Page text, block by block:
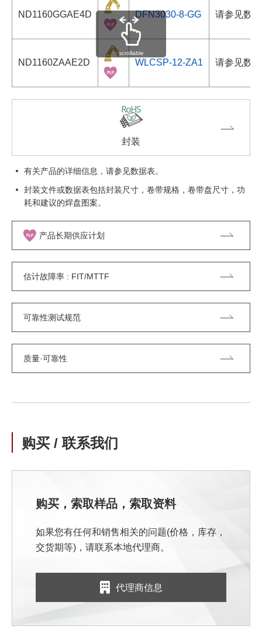
ND1160GGAE4D DFN3030-8-GG 请参见数
ND1160ZAAE2D WLCSP-12-ZA1 请参见数
scrollable
封装
有关产品的详细信息，请参见数据表。
封装文件或数据表包括封装尺寸，卷带规格，卷带盘尺寸，功
耗和建议的焊盘图案。
产品长期供应计划
估计故障率 : FIT/MTTF
可靠性测试规范
质量·可靠性
购买 / 联系我们
购买，索取样品，索取资料
如果您有任何和销售相关的问题(价格，库存，
交货期等)，请联系本地代理商。
代理商信息